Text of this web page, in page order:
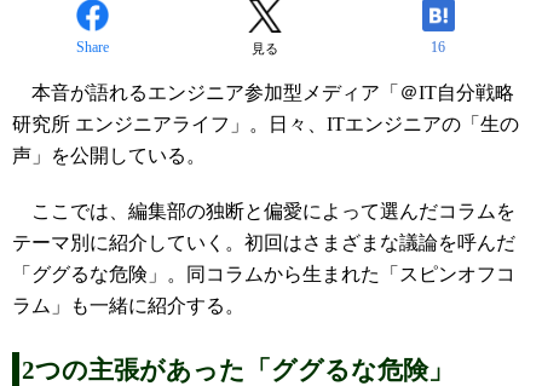
Share 見る 16
本音が語れるエンジニア参加型メディア「＠IT自分戦略
研究所 エンジニアライフ」。日々、ITエンジニアの「生の
声」を公開している。
ここでは、編集部の独断と偏愛によって選んだコラムを
テーマ別に紹介していく。初回はさまざまな議論を呼んだ
「ググるな危険」。同コラムから生まれた「スピンオフコ
ラム」も一緒に紹介する。
2つの主張があった「ググるな危険」